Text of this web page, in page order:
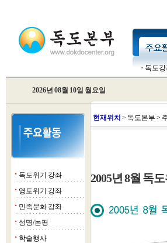
독도
2026년 08월 10일 월요일
■ 독도위기 강좌
■ 영토위기 강좌
■ 민족문화 강좌
■ 성명/논평
■ 학술행사
현재위치 > 독도본부 >
2005년 8월 독